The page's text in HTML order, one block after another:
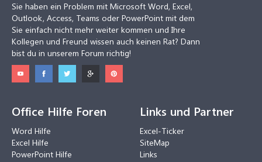
Sie haben ein Problem mit Microsoft Word, Excel,
Outlook, Access, Teams oder PowerPoint mit dem
Sie einfach nicht mehr weiter kommen und Ihre
Kollegen und Freund wissen auch keinen Rat? Dann
bist du in unserem Forum richtig!
Office Hilfe Foren
Word Hilfe
Excel Hilfe
PowerPoint Hilfe
Links und Partner
Excel-Ticker
SiteMap
Links